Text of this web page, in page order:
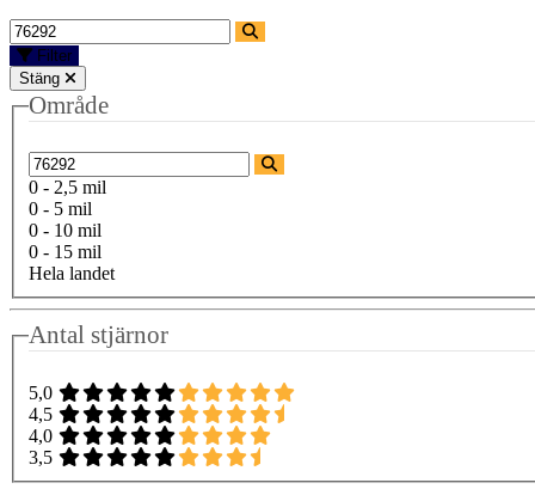
Filter
Stäng
Område
0 - 2,5 mil
0 - 5 mil
0 - 10 mil
0 - 15 mil
Hela landet
Antal stjärnor
5,0
4,5
4,0
3,5